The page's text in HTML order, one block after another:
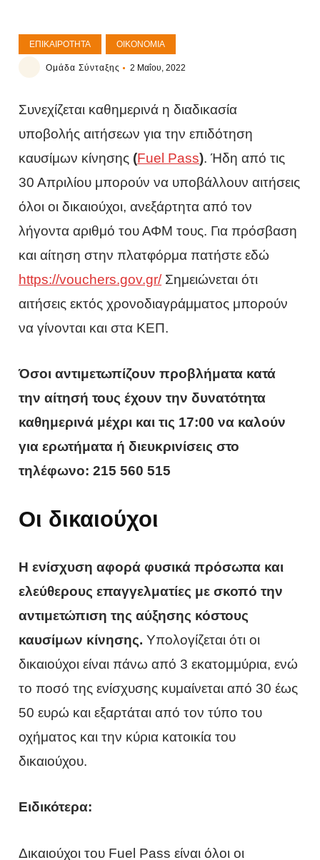
ΕΠΙΚΑΙΡΌΤΗΤΑ ΟΙΚΟΝΟΜΊΑ
Ομάδα Σύνταξης 2 Μαΐου, 2022
Συνεχίζεται καθημερινά η διαδικασία
υποβολής αιτήσεων για την επιδότηση
καυσίμων κίνησης (Fuel Pass). Ήδη από τις
30 Απριλίου μπορούν να υποβάλλουν αιτήσεις
όλοι οι δικαιούχοι, ανεξάρτητα από τον
λήγοντα αριθμό του ΑΦΜ τους. Για πρόσβαση
και αίτηση στην πλατφόρμα πατήστε εδώ
https://vouchers.gov.gr/Σημειώνεται ότι
αιτήσεις εκτός χρονοδιαγράμματος μπορούν
να γίνονται και στα ΚΕΠ.
Όσοι αντιμετωπίζουν προβλήματα κατά
την αίτησή τους έχουν την δυνατότητα
καθημερινά μέχρι και τις 17:00 να καλούν
για ερωτήματα ή διευκρινίσεις στο
τηλέφωνο: 215 560 515
Οι δικαιούχοι
Η ενίσχυση αφορά φυσικά πρόσωπα και
ελεύθερους επαγγελματίες με σκοπό την
αντιμετώπιση της αύξησης κόστους
καυσίμων κίνησης. Υπολογίζεται ότι οι
δικαιούχοι είναι πάνω από 3 εκατομμύρια, ενώ
το ποσό της ενίσχυσης κυμαίνεται από 30 έως
50 ευρώ και εξαρτάται από τον τύπο του
οχήματος και την κύρια κατοικία του
δικαιούχου.
Ειδικότερα:
Δικαιούχοι του Fuel Pass είναι όλοι οι